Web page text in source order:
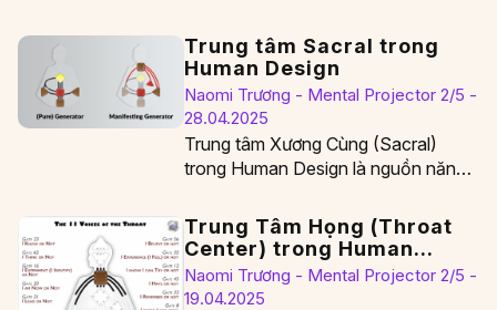
Trung tâm Sacral trong
Human Design
Naomi Trương - Mental Projector 2/5 -
28.04.2025
Trung tâm Xương Cùng (Sacral)
trong Human Design là nguồn năng
nhất.…
Trung Tâm Họng (Throat
Center) trong Human
Design
Naomi Trương - Mental Projector 2/5 -
19.04.2025